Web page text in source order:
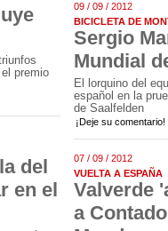
premio
del
en el
09 / 09 / 2012
BICICLETA DE
Sergio
Mundial
El lorquino del
español en la
de Saalfelden
¡Deje su comentario!
07 / 09 / 2012
VUELTA A ESPAÑA
Valverde
a